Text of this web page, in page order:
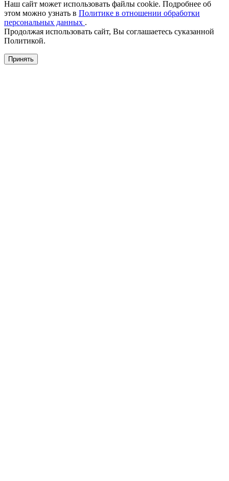
Наш сайт может использовать файлы cookie. Подробнее об
этом можно узнать в Политике в отношении обработки
персональных данных .
Продолжая использовать сайт, Вы соглашаетесь суказанной
Политикой.
Принять